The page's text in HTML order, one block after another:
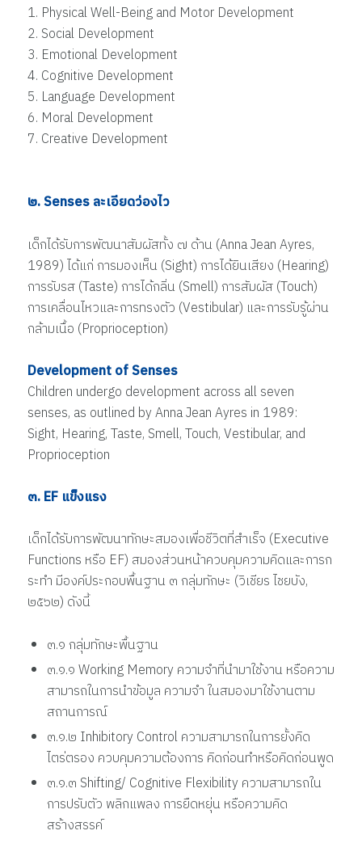
1. Physical Well-Being and Motor Development
2. Social Development
3. Emotional Development
4. Cognitive Development
5. Language Development
6. Moral Development
7. Creative Development
๒. Senses ละเอียดว่องไว
เด็กได้รับการพัฒนาสัมผัสทั้ง ๗ ด้าน (Anna Jean Ayres,
1989) ได้แก่ การมองเห็น (Sight) การได้ยินเสียง (Hearing)
การรับรส (Taste) การได้กลิ่น (Smell) การสัมผัส (Touch)
การเคลื่อนไหวและการทรงตัว (Vestibular) และการรับรู้ผ่าน
กล้ามเนื้อ (Proprioception)
Development of Senses
Children undergo development across all seven
senses, as outlined by Anna Jean Ayres in 1989:
Sight, Hearing, Taste, Smell, Touch, Vestibular, and
Proprioception
๓. EF แข็งแรง
เด็กได้รับการพัฒนาทักษะสมองเพื่อชีวิตที่สำเร็จ (Executive
Functions หรือ EF) สมองส่วนหน้าควบคุมความคิดและการก
ระทำ มีองค์ประกอบพื้นฐาน ๓ กลุ่มทักษะ (วิเชียร ไชยบัง,
๒๕๖๒) ดังนี้
๓.๑ กลุ่มทักษะพื้นฐาน
๓.๑.๑ Working Memory ความจำที่นำมาใช้งาน หรือความ
สามารถในการนำข้อมูล ความจำ ในสมองมาใช้งานตาม
สถานการณ์
๓.๑.๒ Inhibitory Control ความสามารถในการยั้งคิด
ไตร่ตรอง ควบคุมความต้องการ คิดก่อนทำหรือคิดก่อนพูด
๓.๑.๓ Shifting/ Cognitive Flexibility ความสามารถใน
การปรับตัว พลิกแพลง การยืดหยุ่น หรือความคิด
สร้างสรรค์